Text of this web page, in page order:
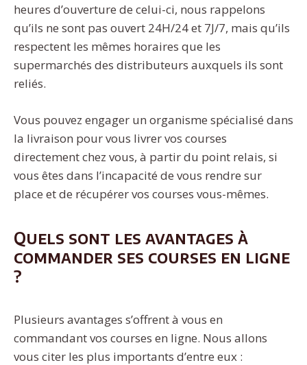
heures d’ouverture de celui-ci, nous rappelons
qu’ils ne sont pas ouvert 24H/24 et 7J/7, mais qu’ils
respectent les mêmes horaires que les
supermarchés des distributeurs auxquels ils sont
reliés.
Vous pouvez engager un organisme spécialisé dans
la livraison pour vous livrer vos courses
directement chez vous, à partir du point relais, si
vous êtes dans l’incapacité de vous rendre sur
place et de récupérer vos courses vous-mêmes.
Quels sont les avantages à
commander ses courses en ligne
?
Plusieurs avantages s’offrent à vous en
commandant vos courses en ligne. Nous allons
vous citer les plus importants d’entre eux :